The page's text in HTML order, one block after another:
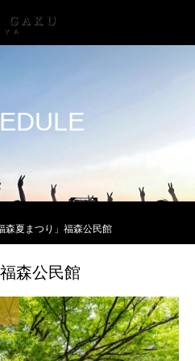
森夏まつり」福森公民館
森公民館